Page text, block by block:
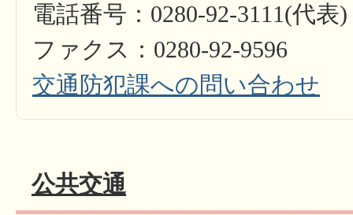
電話番号：0280-92-3111(代表)
ファクス：0280-92-9596
交通防犯課への問い合わせ
公共交通